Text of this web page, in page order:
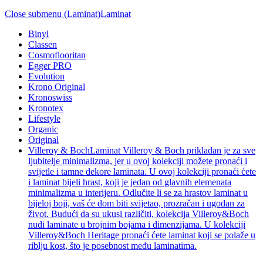
Close submenu (Laminat)Laminat
Binyl
Classen
Cosmoflooritan
Egger PRO
Evolution
Krono Original
Kronoswiss
Kronotex
Lifestyle
Organic
Original
Villeroy & BochLaminat Villeroy & Boch prikladan je za sve
ljubitelje minimalizma, jer u ovoj kolekciji možete pronaći i
svijetle i tamne dekore laminata. U ovoj kolekciji pronaći ćete
i laminat bijeli hrast, koji je jedan od glavnih elemenata
minimalizma u interijeru. Odlučite li se za hrastov laminat u
bijeloj boji, vaš će dom biti svijetao, prozračan i ugodan za
život. Budući da su ukusi različiti, kolekcija Villeroy&Boch
nudi laminate u brojnim bojama i dimenzijama. U kolekciji
Villeroy&Boch Heritage pronaći ćete laminat koji se polaže u
riblju kost, što je posebnost među laminatima.